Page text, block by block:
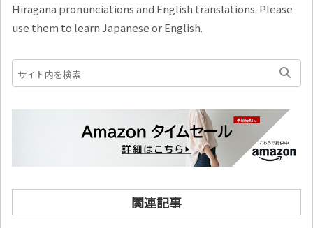
Hiragana pronunciations and English translations. Please
use them to learn Japanese or English.
関連記事